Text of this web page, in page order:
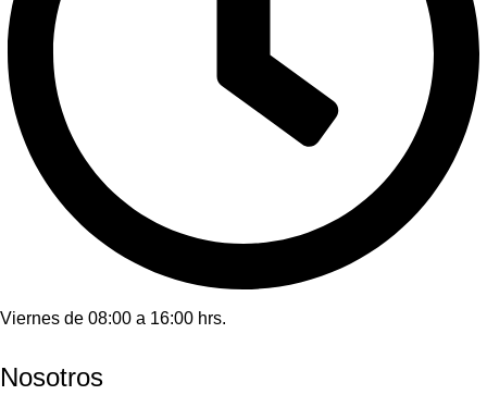
Viernes de 08:00 a 16:00 hrs.
Nosotros